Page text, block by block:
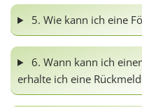
5. Wie kann ich eine
6. Wann kann ich
erhalte ich eine